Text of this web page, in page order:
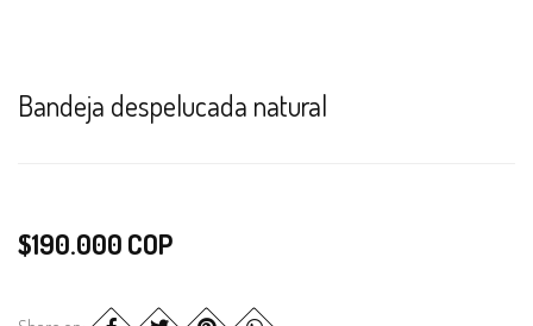
Bandeja despelucada natural
$190.000 COP